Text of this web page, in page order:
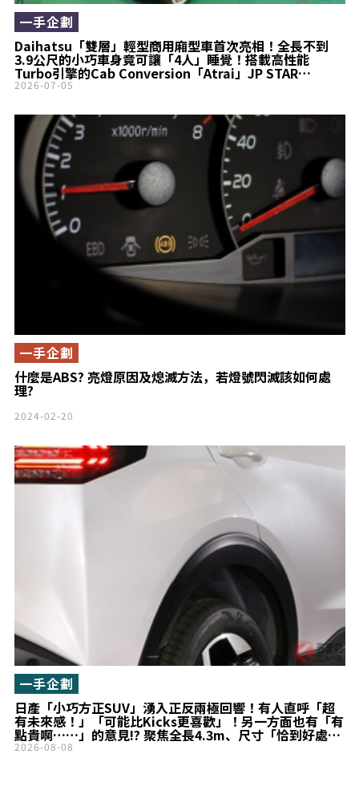
Daihatsu「雙層」輕型商用廂型車首次亮相！全長不到
3.9公尺的小巧車身竟可讓「4人」睡覺！搭載高性能
Turbo引擎的Cab Conversion「Atrai」JP STAR
happy1全新「City Turbo」正式亮相
一手企劃
2026-07-05
什麼是ABS? 亮燈原因及熄滅方法，若燈號閃滅該如何處
理?
一手企劃
2024-02-20
日產「小巧方正SUV」湧入正反兩極回響！有人直呼「超
有未來感！」「可能比Kicks更喜歡」！另一方面也有「有
點貴啊……」的意見!? 聚焦全長4.3m、尺寸「恰到好處」
的「KAIT」巴西車型！
一手企劃
2026-08-08